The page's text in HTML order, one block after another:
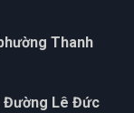
Thanh
Đường Lê Đức